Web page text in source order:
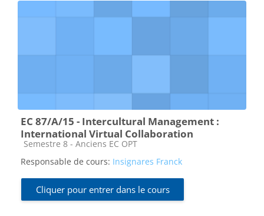
EC 87/A/15 - Intercultural Management :
International Virtual Collaboration
Catégorie de cours
Semestre 8 - Anciens EC OPT
Responsable de cours: Insignares Franck
Cliquer pour entrer dans le cours